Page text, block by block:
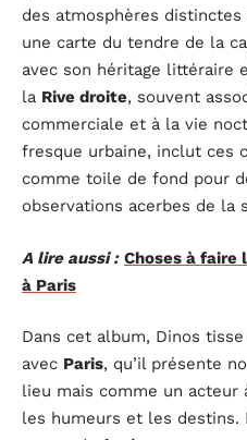
des atmosphères
une carte du tendre de la
avec son héritage littéraire
la Rive droite, souvent
commerciale et à la vie
fresque urbaine, inclut ces
comme toile de fond pour
observations acerbes de la
A lire aussi : Choses à faire
à Paris
Dans cet album, Dinos
avec Paris, qu’il présente
lieu mais comme un
les humeurs et les destins.